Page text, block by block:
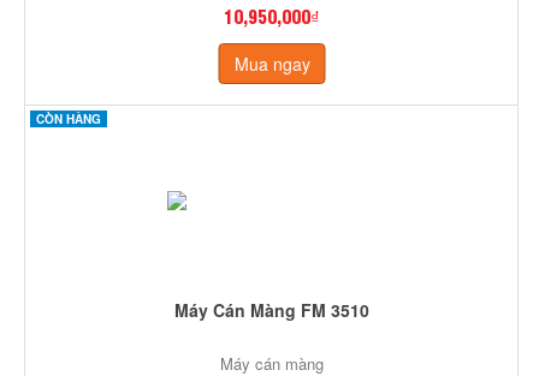
10,950,000₫
Mua ngay
CÒN HÀNG
Máy Cán Màng FM 3510
Máy cán màng